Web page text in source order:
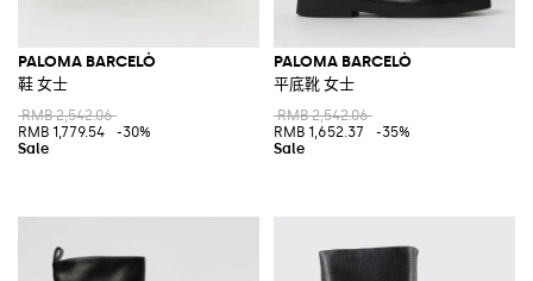
PALOMA BARCELÒ
鞋 女士
RMB 2,542.06
RMB 1,779.54
-30%
PALOMA BARCELÒ
平底靴 女士
RMB 2,542.06
RMB 1,652.37
-35%